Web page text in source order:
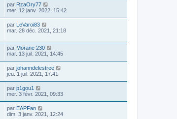
par RzaOry77
mer. 12 janv. 2022, 15:42
par LeVaroi83
mar. 28 déc. 2021, 21:18
par Morane 230
mar. 13 juil. 2021, 14:45
par johanndelestree
jeu. 1 juil. 2021, 17:41
par p1gou1
mer. 3 févr. 2021, 09:33
par EAPFan
dim. 3 janv. 2021, 12:24